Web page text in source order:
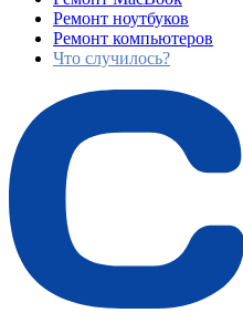
Ремонт ноутбуков
Ремонт компьютеров
Что случилось?